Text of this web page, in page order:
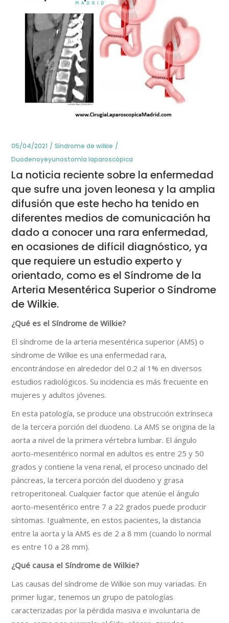
05/04/2021
Síndrome de wilkie
Duodenoyeyunostomía laparoscópica
La noticia reciente sobre la enfermedad
que sufre una joven leonesa y la amplia
difusión que este hecho ha tenido en
diferentes medios de comunicación ha
dado a conocer una rara enfermedad,
en ocasiones de difícil diagnóstico, ya
que requiere un estudio experto y
orientado, como es el Síndrome de la
Arteria Mesentérica Superior o Síndrome
de Wilkie.
¿Qué es el Síndrome de Wilkie?
El síndrome de la arteria mesentérica superior (AMS) o
síndrome de Wilkie es una enfermedad rara,
encontrándose en alrededor del 0.2 al 1% en diversos
estudios radiológicos. Su incidencia es más frecuente en
mujeres y adultos jóvenes.
En esta patología, se produce una obstrucción extrínseca
de la tercera porción del duodeno. La AMS se origina de la
aorta a nivel de la primera vértebra lumbar. El ángulo
aorto-mesentérico normal en adultos es entre 25 y 50
grados y contiene la vena renal, el proceso uncinado del
páncreas, la tercera porción del duodeno y grasa
retroperitoneal. Cualquier factor que atenúe el ángulo
aorto-mesentérico entre 7 a 22 grados puede producir
síntomas. Igualmente, en estos pacientes, la distancia
entre la aorta y la AMS es de 2 a 8 mm (cuando lo normal
es entre 10 a 28 mm).
¿Qué causa el Síndrome de Wilkie?
Las causas del síndrome de Wilkie son muy variadas. En
primer lugar, tenemos un grupo de patologías
caracterizadas por la pérdida masiva e involuntaria de